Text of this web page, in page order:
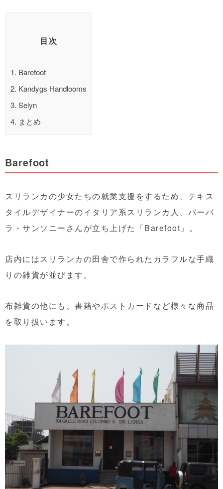
目次
1. Barefoot
2. Kandygs Handlooms
3. Selyn
4. まとめ
Barefoot
スリランカの少女たちの就業支援をするため、テキス
タイルデザイナーのイタリア系スリランカ人、バーバ
ラ・サンソニーさんが立ち上げた「Barefoot」。
店内にはスリランカの田舎で作られたカラフルな手織
りの雑貨が並びます。
布雑貨の他にも、書籍やポストカードなど様々な商品
を取り扱います。